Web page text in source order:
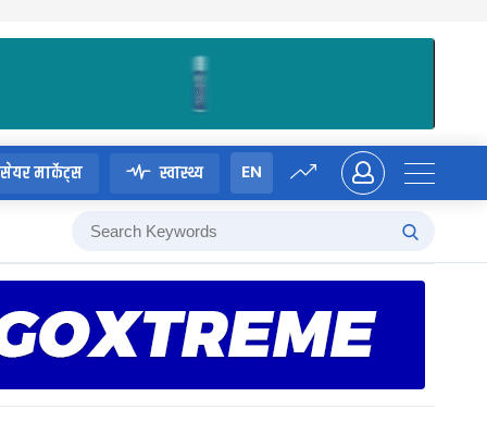
सेयर मार्केट्स स्वास्थ्य EN